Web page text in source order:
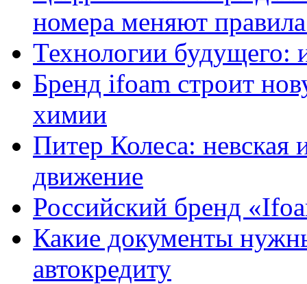
номера меняют
Технологии будущего:
Бренд ifoam строит
химии
Питер Колеса: невская
движение
Российский бренд
Какие документы
автокредиту